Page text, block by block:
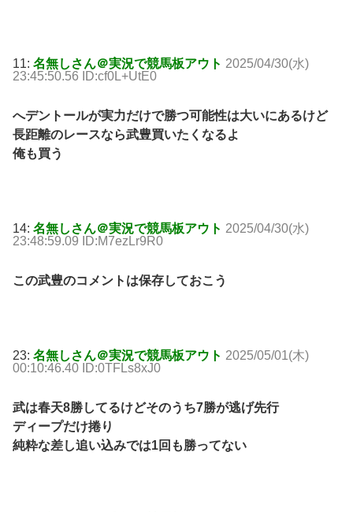
11: 名無しさん＠実況で競馬板アウト 2025/04/30(水)
23:45:50.56 ID:cf0L+UtE0
へデントールが実力だけで勝つ可能性は大いにあるけど
長距離のレースなら武豊買いたくなるよ
俺も買う
14: 名無しさん＠実況で競馬板アウト 2025/04/30(水)
23:48:59.09 ID:M7ezLr9R0
この武豊のコメントは保存しておこう
23: 名無しさん＠実況で競馬板アウト 2025/05/01(木)
00:10:46.40 ID:0TFLs8xJ0
武は春天8勝してるけどそのうち7勝が逃げ先行
ディープだけ捲り
純粋な差し追い込みでは1回も勝ってない